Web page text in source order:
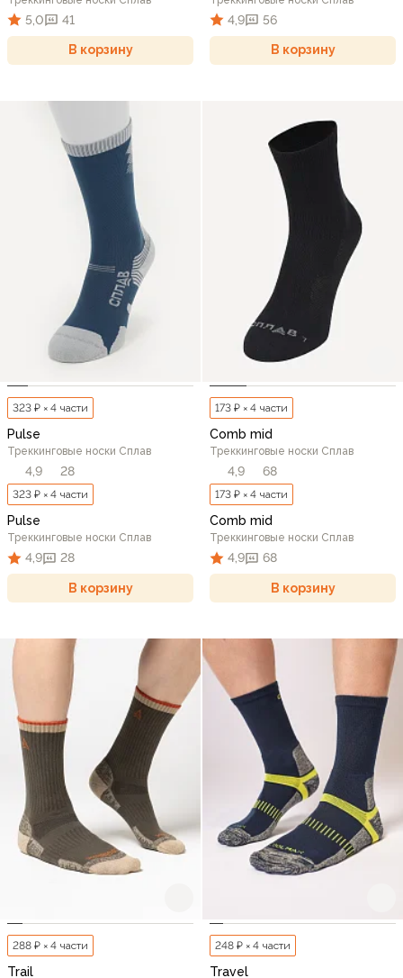
5,0 41
В корзину
4,9 56
В корзину
323 ₽ × 4 части
Pulse
Треккинговые носки Сплав
4,9 28
323 ₽ × 4 части
Pulse
Треккинговые носки Сплав
4,9 28
В корзину
173 ₽ × 4 части
Comb mid
Треккинговые носки Сплав
4,9 68
173 ₽ × 4 части
Comb mid
Треккинговые носки Сплав
4,9 68
В корзину
288 ₽ × 4 части
Trail
248 ₽ × 4 части
Travel